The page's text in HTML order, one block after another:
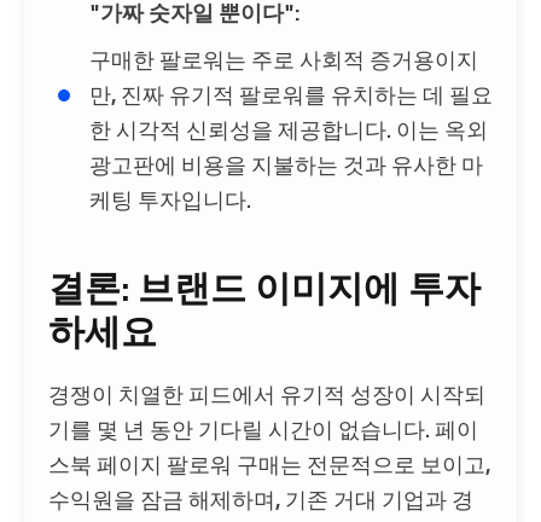
"가짜 숫자일 뿐이다":
구매한 팔로워는 주로 사회적 증거용이지
만, 진짜 유기적 팔로워를 유치하는 데 필요
한 시각적 신뢰성을 제공합니다. 이는 옥외
광고판에 비용을 지불하는 것과 유사한 마
케팅 투자입니다.
결론: 브랜드 이미지에 투자
하세요
경쟁이 치열한 피드에서 유기적 성장이 시작되
기를 몇 년 동안 기다릴 시간이 없습니다. 페이
스북 페이지 팔로워 구매는 전문적으로 보이고,
수익원을 잠금 해제하며, 기존 거대 기업과 경